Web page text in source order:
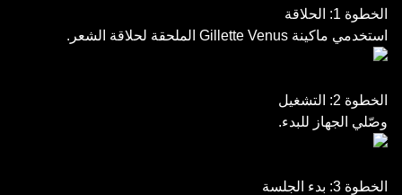
الخطوة 1: الحلاقة
استخدمي ماكينة Gillette Venus الملحقة لحلاقة الشعر.
الخطوة 2: التشغيل
وصّلي الجهاز للبدء.
الخطوة 3: بدء الجلسة